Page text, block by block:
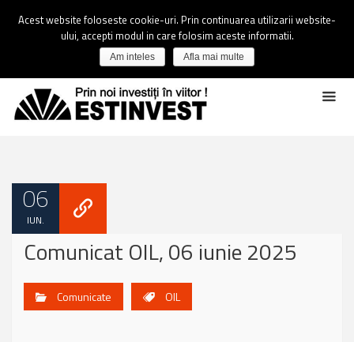
06
IUN.
Comunicat OIL, 06 iunie 2025
Comunicate OIL
Acest website foloseste cookie-uri. Prin continuarea utilizarii website-
ului, accepti modul in care folosim aceste informatii.
Am inteles Afla mai multe